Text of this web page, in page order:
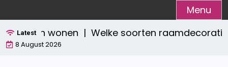
naar
de
inhoud
Menu
Latestwonen |Welke soorten raamdecoratie
8 August 2026